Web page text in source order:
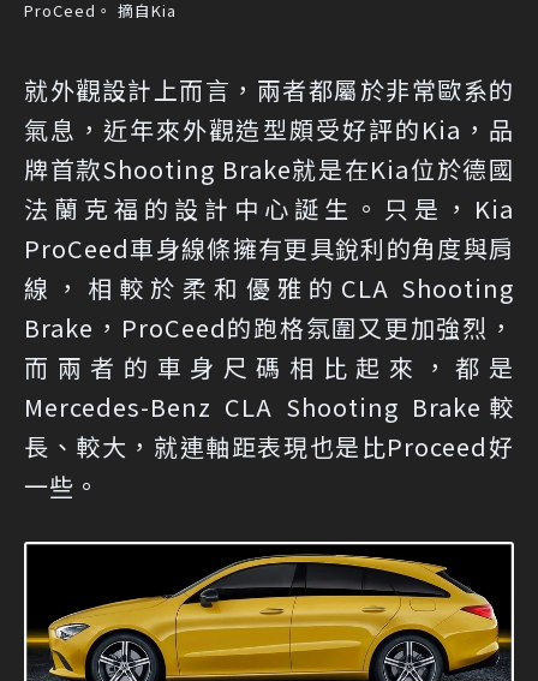
ProCeed。 摘自Kia
就外觀設計上而言，兩者都屬於非常歐系的
氣息，近年來外觀造型頗受好評的Kia，品
牌首款Shooting Brake就是在Kia位於德國
法蘭克福的設計中心誕生。只是，Kia
ProCeed車身線條擁有更具銳利的角度與肩
線，相較於柔和優雅的CLA Shooting
Brake，ProCeed的跑格氛圍又更加強烈，
而兩者的車身尺碼相比起來，都是
Mercedes-Benz CLA Shooting Brake較
長、較大，就連軸距表現也是比Proceed好
一些。